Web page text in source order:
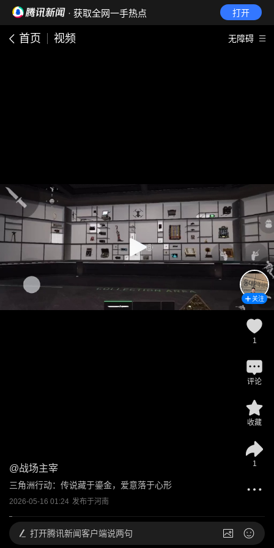
· 获取全网一手热点 打开
首页 视频 无障碍
@战场主宰
三角洲行动：传说藏于鎏金，爱意落于心形
2026-05-16 01:24 发布于河南
关注
1
评论
收藏
1
打开腾讯新闻客户端说两句